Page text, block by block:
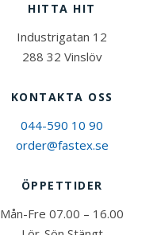
HITTA HIT
Industrigatan 12
288 32 Vinslöv
KONTAKTA OSS
044-590 10 90
order@fastex.se
ÖPPETTIDER
Mån-Fre 07.00 – 16.00